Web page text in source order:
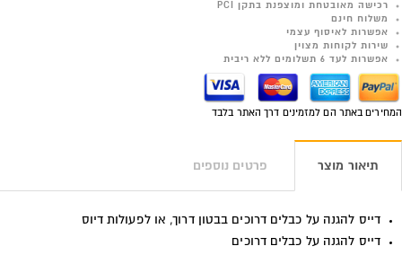
רכישה מאובטחת ומוצפנת בתקן PCI
משלוח חינם
אפשרות לאיסוף עצמי
שירות לקוחות מצוין
אפשרות לעד 6 תשלומים ללא ריבית
המחירים באתר הם למזמינים דרך האתר בלבד
תיאור מוצר פרטים נוספים
דייס להגנה על כבלים דרוכים בבטון דרוך, או לפעולות דיוס
דייס להגנה על כבלים דרוכים